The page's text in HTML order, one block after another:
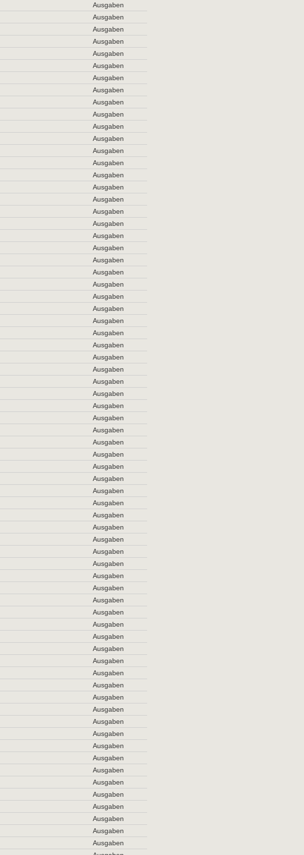
Ausgaben
Ausgaben
Ausgaben
Ausgaben
Ausgaben
Ausgaben
Ausgaben
Ausgaben
Ausgaben
Ausgaben
Ausgaben
Ausgaben
Ausgaben
Ausgaben
Ausgaben
Ausgaben
Ausgaben
Ausgaben
Ausgaben
Ausgaben
Ausgaben
Ausgaben
Ausgaben
Ausgaben
Ausgaben
Ausgaben
Ausgaben
Ausgaben
Ausgaben
Ausgaben
Ausgaben
Ausgaben
Ausgaben
Ausgaben
Ausgaben
Ausgaben
Ausgaben
Ausgaben
Ausgaben
Ausgaben
Ausgaben
Ausgaben
Ausgaben
Ausgaben
Ausgaben
Ausgaben
Ausgaben
Ausgaben
Ausgaben
Ausgaben
Ausgaben
Ausgaben
Ausgaben
Ausgaben
Ausgaben
Ausgaben
Ausgaben
Ausgaben
Ausgaben
Ausgaben
Ausgaben
Ausgaben
Ausgaben
Ausgaben
Ausgaben
Ausgaben
Ausgaben
Ausgaben
Ausgaben
Ausgaben